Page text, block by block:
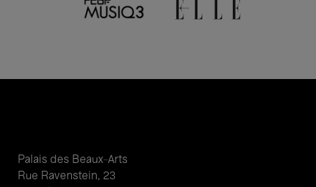
Palais des Beaux-Arts
Rue Ravenstein, 23